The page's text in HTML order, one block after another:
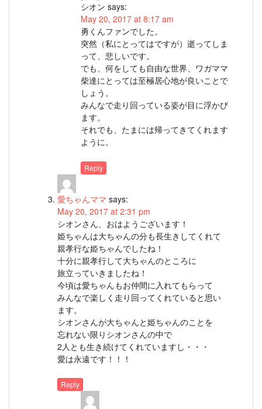
シオン says:
May 20, 2017 at 8:17 am
勇くんファンでした。
突然（私にとってはですが）逝ってしま
って、悲しいです。
でも、何をしても自由な世界、ワガママ
柴達にとっては至極居心地が良いことで
しょう。
みんなで走り回っている姿が目に浮かび
ます。
それでも、たまには帰ってきてくれます
ように。
Reply
愛ちゃんママ says:
May 20, 2017 at 2:31 pm
シオンさん、おはようございます！
姫ちゃんは大ちゃんの分も長生きしてくれて
親孝行な姫ちゃんでしたね！
十分に親孝行して大ちゃんのところに
旅立っていきましたね！
今頃は愛ちゃんもお仲間に入れてもらって
みんなで楽しく走り回ってくれていると思い
ます。
シオンさんが大ちゃんと姫ちゃんのことを
忘れない限りシオンさんの中で
2人とも生き続けてくれていますし・・・
愛は永遠です！！！
Reply